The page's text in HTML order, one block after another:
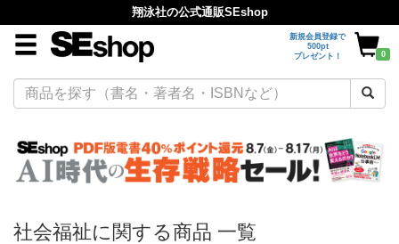
翔泳社の公式通販SEshop
新規会員登録で
500pt
プレゼント！
0
社会福祉に関する商品 一覧